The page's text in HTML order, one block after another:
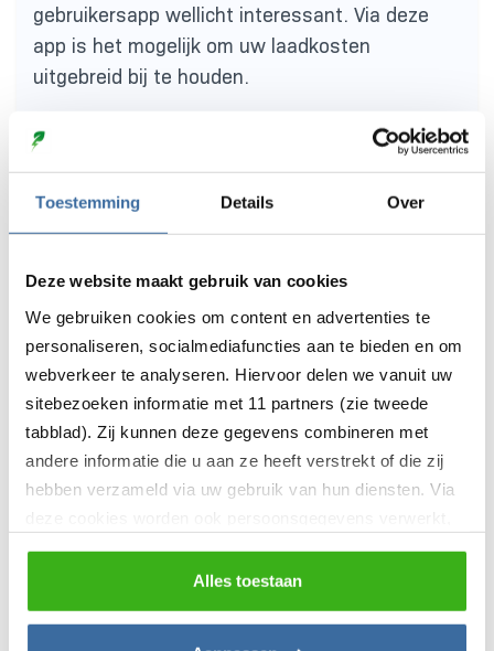
Toestemming Details Over
Deze website maakt gebruik van cookies
We gebruiken cookies om content en advertenties te
personaliseren, socialmediafuncties aan te bieden en om
webverkeer te analyseren. Hiervoor delen we vanuit uw
sitebezoeken informatie met 11 partners (zie tweede
tabblad). Zij kunnen deze gegevens combineren met
andere informatie die u aan ze heeft verstrekt of die zij
hebben verzameld via uw gebruik van hun diensten. Via
locatiegegevens, voorkeuren en surfgedrag. U kunt
deze gegevens en dit later aanpassen via het icoon
Alles toestaan
gebruikersapp wellicht interessant. Via deze
app is het mogelijk om uw laadkosten
uitgebreid bij te houden.
Backoffice voor zakelijk gebruik
Zoals benoemd kunt u uw laadkosten
Echter is het dus ook mogelijk om u uw
laadpaal beschikbaar te stellen voor uw
werknemers. Zo kunnen zij met behulp van een
laadpas uw laadpaal ontgrendelen en
vervolgens opladen. Op deze manier kunt u
bepalen welke werknemers gebruik kunnen
U kunt gebruik maken van meerdere laders,
waarbij alle gegevens overzichtelijk worden
bijgehouden door één systeem. U kunt uw